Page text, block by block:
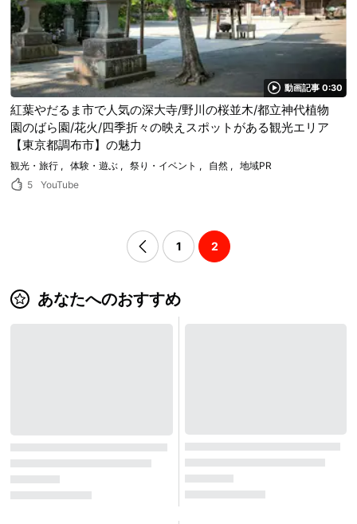
動画記事 0:30
紅葉やだるま市で人気の深大寺/野川の桜並木/都立神代植物
園のばら園/花火/四季折々の映えスポットがある観光エリア
【東京都調布市】の魅力
観光・旅行 体験・遊ぶ 祭り・イベント 自然
地域PR
5
YouTube
1 2
あなたへのおすすめ